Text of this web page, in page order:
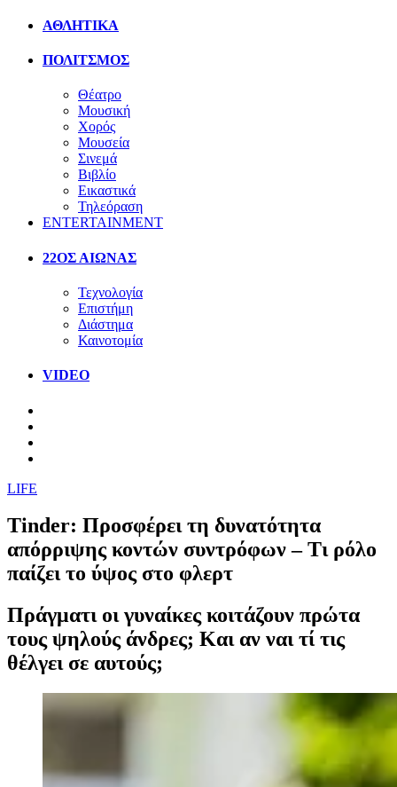
ΑΘΛΗΤΙΚΑ
ΠΟΛΙΤΣΜΟΣ
Θέατρο
Μουσική
Χορός
Μουσεία
Σινεμά
Βιβλίο
Εικαστικά
Τηλεόραση
ENTERTAINMENT
22ΟΣ ΑΙΩΝΑΣ
Τεχνολογία
Επιστήμη
Διάστημα
Καινοτομία
VIDEO
LIFE
Tinder: Προσφέρει τη δυνατότητα
απόρριψης κοντών συντρόφων – Τι ρόλο
παίζει το ύψος στο φλερτ
Πράγματι οι γυναίκες κοιτάζουν πρώτα
τους ψηλούς άνδρες; Και αν ναι τί τις
θέλγει σε αυτούς;